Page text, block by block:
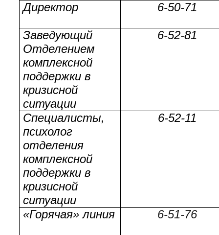
Директор
6-50-71
Заведующий
Отделением
комплексной
поддержки в
кризисной
ситуации
6-52-81
Специалисты,
психолог
отделения
комплексной
поддержки в
кризисной
ситуации
6-52-11
«Горячая» линия 6-51-76